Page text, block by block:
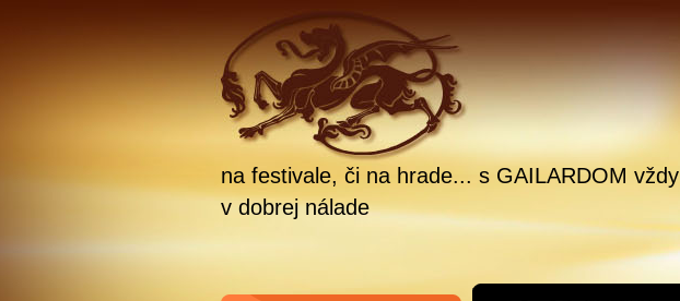
na festivale, či na hrade... s GAILARDOM vždy
v dobrej nálade